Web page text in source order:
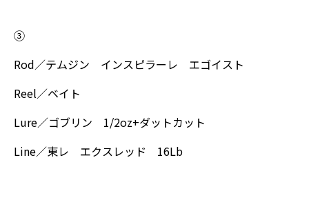
③
Rod／テムジン インスピラーレ エゴイスト
Reel／ベイト
Lure／ゴブリン 1/2oz+ダットカット
Line／東レ エクスレッド 16Lb